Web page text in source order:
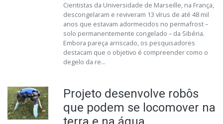
Cientistas da Universidade de Marseille, na França,
descongelaram e reviveram 13 vírus de até 48 mil
anos que estavam adormecidos no permafrost –
solo permanentemente congelado – da Sibéria.
Embora pareça arriscado, os pesquisadores
destacam que o objetivo é compreender como o
degelo da re...
Projeto desenvolve robôs
que podem se locomover na